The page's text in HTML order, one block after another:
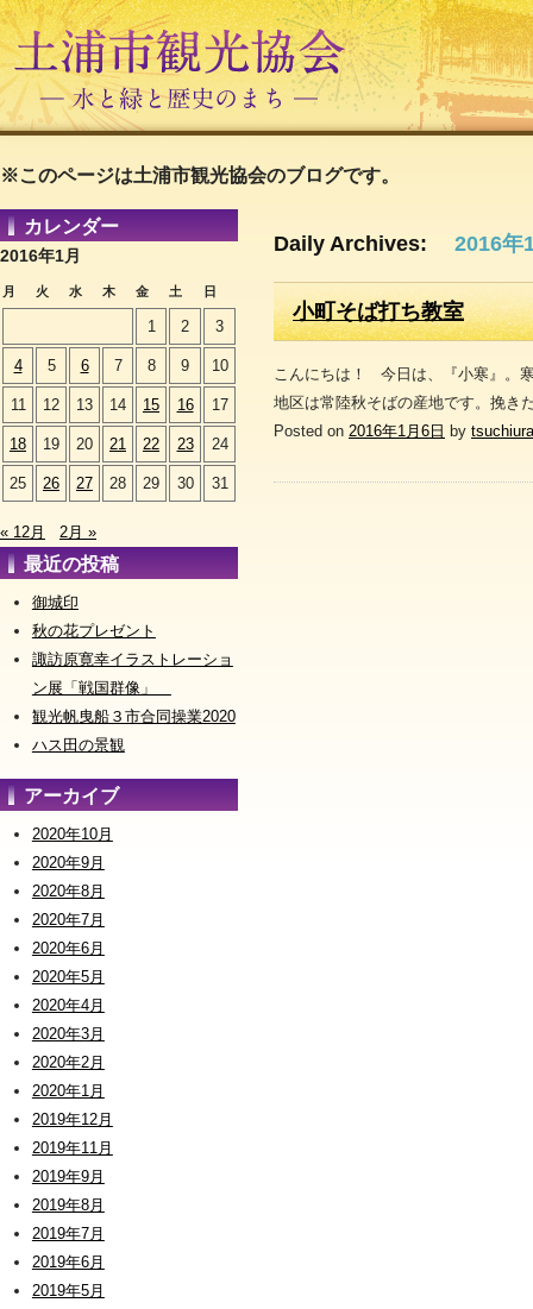
※このページは土浦市観光協会のブログです。
カレンダー
2016年1月
月 火 水 木 金 土 日
1 2 3
4 5 6 7 8 9 10
11 12 13 14 15 16 17
18 19 20 21 22 23 24
25 26 27 28 29 30 31
« 12月 2月 »
最近の投稿
御城印
秋の花プレゼント
諏訪原寛幸イラストレーショ
ン展「戦国群像」
観光帆曳船３市合同操業2020
ハス田の景観
アーカイブ
2020年10月
2020年9月
2020年8月
2020年7月
2020年6月
2020年5月
2020年4月
2020年3月
2020年2月
2020年1月
2019年12月
2019年11月
2019年9月
2019年8月
2019年7月
2019年6月
2019年5月
Daily Archives: 2016年
小町そば打ち教室
こんにちは！ 今日は、『小寒』。
地区は常陸秋そばの産地です。挽
Posted on 2016年1月6日 by tsuchiura